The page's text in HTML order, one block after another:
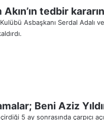
tedbir
Asbaşkanı Serdal Adalı
Beni Aziz
5 ay sonrasında çarpıcı